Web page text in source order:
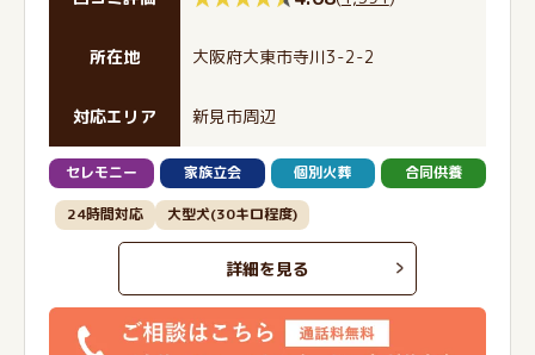
所在地 大阪府大東市寺川3-2-2
対応エリア 新見市周辺
セレモニー 家族立会 個別火葬 合同供養
24時間対応 大型犬(30キロ程度)
詳細を見る